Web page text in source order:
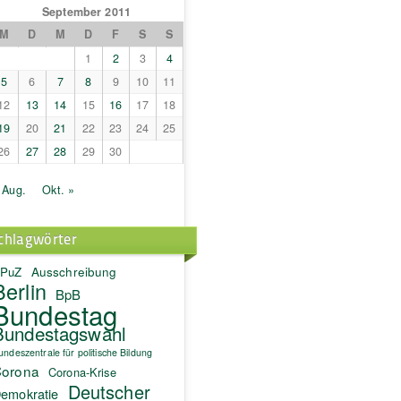
September 2011
M
D M D F S
S
1
2 3
4
5
6 7 8 9 10
11
13 14 15 16 17
18
20 21 22 23 24
25
27 28 29 30
Okt. »
Ausschreibung
BpB
für politische Bildung
Corona-Krise
Deutscher